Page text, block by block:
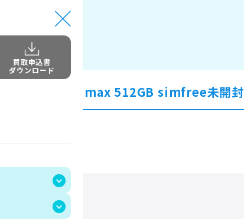
買取申込書
ダウンロード
iphone 15 pro max 512GB simfree未開封